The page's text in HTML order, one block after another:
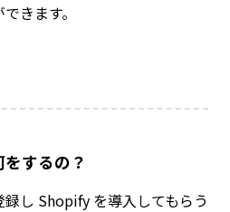
きます。
するの？
し Shopify を導入してもらう